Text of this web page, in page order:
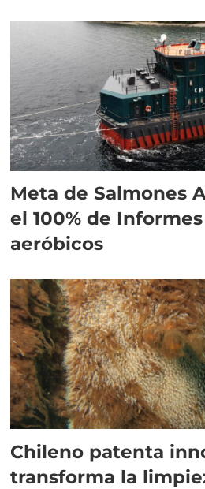
Meta de Salmones
el 100% de
aeróbicos
Chileno patenta
transforma la